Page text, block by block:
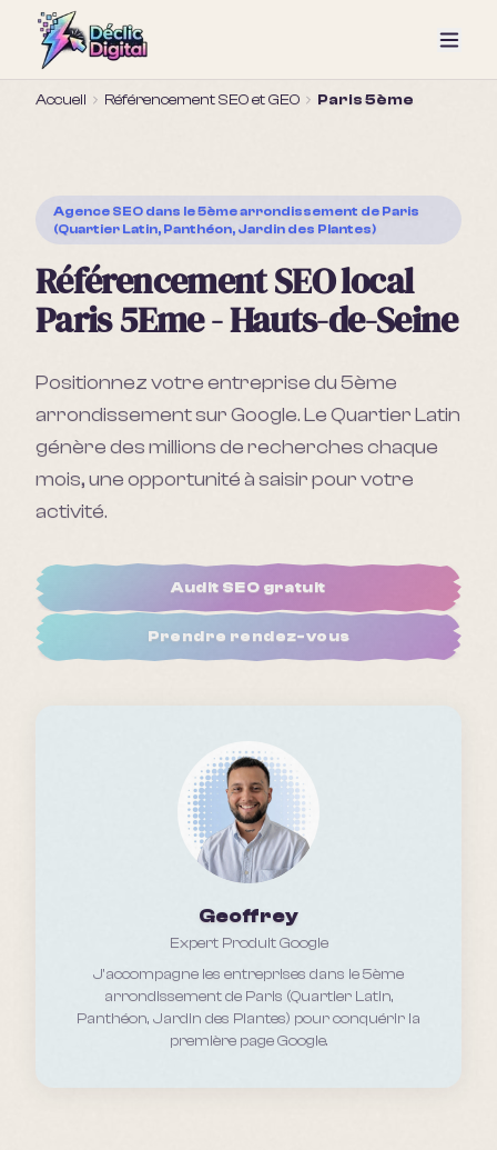
Accueil Référencement SEO et GEO Paris 5ème
Agence SEO dans le 5ème arrondissement de Paris
(Quartier Latin, Panthéon, Jardin des Plantes)
Référencement SEO local
Paris 5Eme - Hauts-de-Seine
Positionnez votre entreprise du 5ème
arrondissement sur Google. Le Quartier Latin
génère des millions de recherches chaque
mois, une opportunité à saisir pour votre
activité.
Audit SEO gratuit
Prendre rendez-vous
Geoffrey
Expert Produit Google
J'accompagne les entreprises dans le 5ème
arrondissement de Paris (Quartier Latin,
Panthéon, Jardin des Plantes) pour conquérir la
première page Google.